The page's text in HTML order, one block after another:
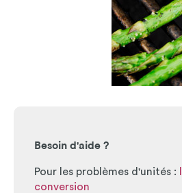
Besoin d'aide ?
Pour les problèmes d'unités :
conversion